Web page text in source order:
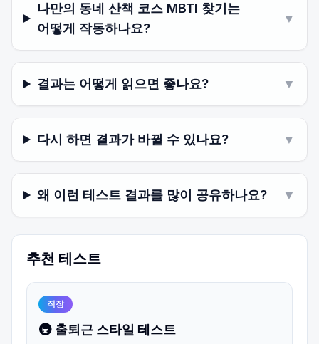
나만의 동네 산책 코스 MBTI 찾기는
어떻게 작동하나요?
▼
결과는 어떻게 읽으면 좋나요? ▼
다시 하면 결과가 바뀔 수 있나요? ▼
왜 이런 테스트 결과를 많이 공유하나요? ▼
추천 테스트
직장
🚇 출퇴근 스타일 테스트